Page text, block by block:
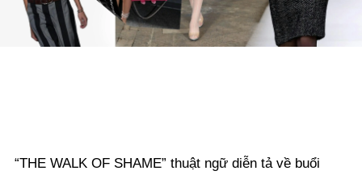
“THE WALK OF SHAME” thuật ngữ diễn tả về buổi